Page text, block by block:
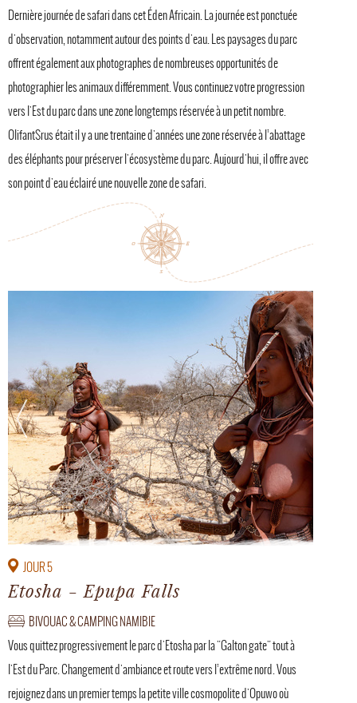
Dernière journée de safari dans cet Éden Africain. La journée est ponctuée
d'observation, notamment autour des points d'eau. Les paysages du parc
offrent également aux photographes de nombreuses opportunités de
photographier les animaux différemment. Vous continuez votre progression
vers l'Est du parc dans une zone longtemps réservée à un petit nombre.
OlifantSrus était il y a une trentaine d'années une zone réservée à l’abattage
des éléphants pour préserver l'écosystème du parc. Aujourd'hui, il offre avec
son point d'eau éclairé une nouvelle zone de safari.
JOUR 5
Etosha - Epupa Falls
BIVOUAC & CAMPING NAMIBIE
Vous quittez progressivement le parc d'Etosha par la "Galton gate" tout à
l'Est du Parc. Changement d'ambiance et route vers l’extrême nord. Vous
rejoignez dans un premier temps la petite ville cosmopolite d'Opuwo où